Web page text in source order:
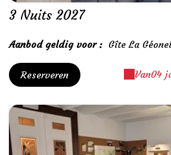
3 Nuits 2027
Aanbod geldig voor : Gîte La
Reserveren Van04